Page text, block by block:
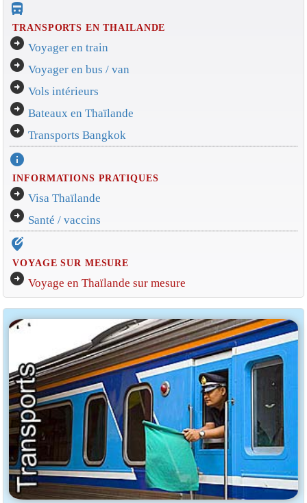
directions_bus_filled
TRANSPORTS EN THAILANDE
arrow_circle_right Voyager en train
arrow_circle_right Voyager en bus / van
arrow_circle_right Vols intérieurs
arrow_circle_right Bateaux en Thaïlande
arrow_circle_right Transports Bangkok
info
INFORMATIONS PRATIQUES
arrow_circle_right Visa Thaïlande
arrow_circle_right Santé / vaccins
edit_location_alt
VOYAGE SUR MESURE
arrow_circle_right Voyage en Thaïlande sur mesure